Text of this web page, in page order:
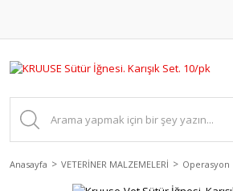
Anasayfa VETERİNER MALZEMELERİ Operasyon